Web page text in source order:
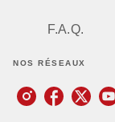
F.A.Q.
NOS RÉSEAUX